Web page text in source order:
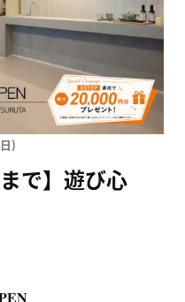
)
で】遊び心